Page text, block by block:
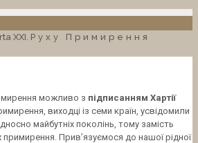
XXI. Руху Примирення
можливо з підписанням Хартії
виходці із семи країн, усвідомили
майбутніх поколінь, тому замість
Прив’язуємося до нашої рідної